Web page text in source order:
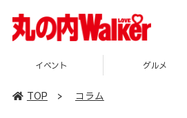
グルメ スポット
TOP > コラム